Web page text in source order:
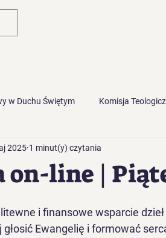
w Duchu Świętym Komisja
on-line |
2025 1 minut(y) czytania
i finansowe wsparcie
Ewangelię i formować